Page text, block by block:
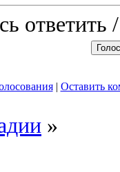
| Оставить
»